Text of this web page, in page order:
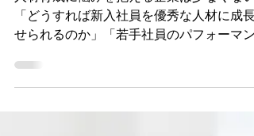
な教育手法リーダーがキー
パーソンとなる『モデリ
ング』とは